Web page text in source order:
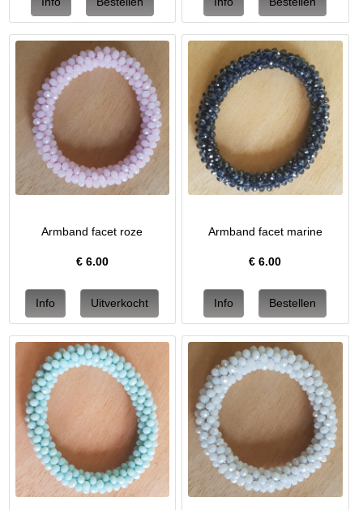
Armband facet roze
€ 6.00
Armband facet marine
€6.00